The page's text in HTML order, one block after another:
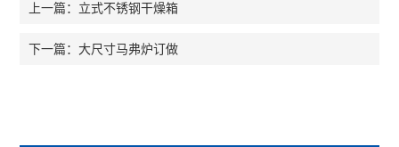
上一篇： 立式不锈钢干燥箱
下一篇：大尺寸马弗炉订做